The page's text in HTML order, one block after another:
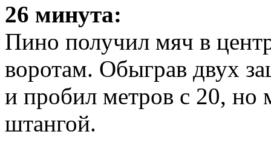
26 минута:
Пино получил мяч в
воротам. Обыграв двух
и пробил метров с 20, но
штангой.